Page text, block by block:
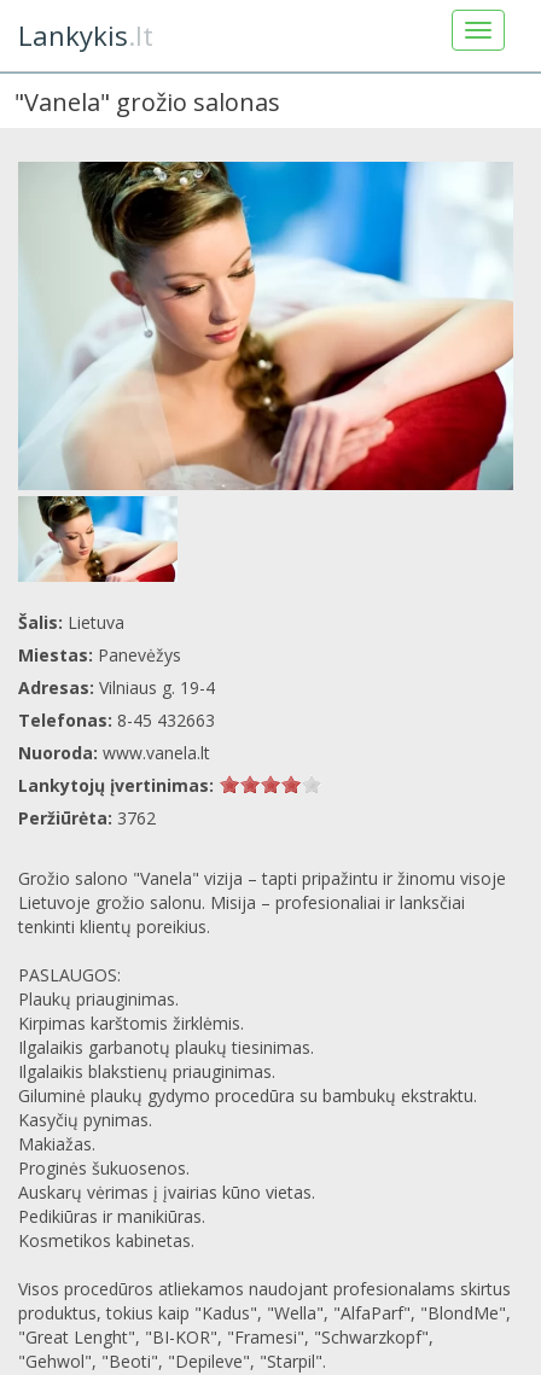
Lankykis.lt
"Vanela" grožio salonas
Šalis: Lietuva
Miestas: Panevėžys
Adresas: Vilniaus g. 19-4
Telefonas: 8-45 432663
Nuoroda: www.vanela.lt
Lankytojų įvertinimas:
Peržiūrėta: 3762
Grožio salono "Vanela" vizija – tapti pripažintu ir žinomu visoje
Lietuvoje grožio salonu. Misija – profesionaliai ir lanksčiai
tenkinti klientų poreikius.
PASLAUGOS:
Plaukų priauginimas.
Kirpimas karštomis žirklėmis.
Ilgalaikis garbanotų plaukų tiesinimas.
Ilgalaikis blakstienų priauginimas.
Giluminė plaukų gydymo procedūra su bambukų ekstraktu.
Kasyčių pynimas.
Makiažas.
Proginės šukuosenos.
Auskarų vėrimas į įvairias kūno vietas.
Pedikiūras ir manikiūras.
Kosmetikos kabinetas.
Visos procedūros atliekamos naudojant profesionalams skirtus
produktus, tokius kaip "Kadus", "Wella", "AlfaParf", "BlondMe",
"Great Lenght", "BI-KOR", "Framesi", "Schwarzkopf",
"Gehwol", "Beoti", "Depileve", "Starpil".